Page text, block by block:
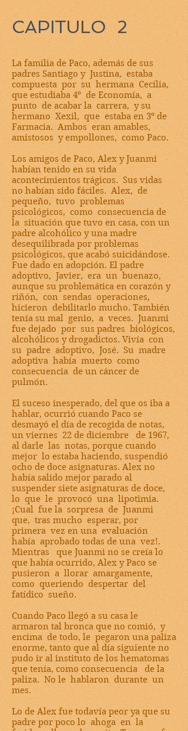
CAPITULO 2
La familia de Paco, además de sus
padres Santiago y Justina, estaba
compuesta por su hermana Cecilia,
que estudiaba 4º de Economía, a
punto de acabar la carrera, y su
hermano Xexil, que estaba en 3º de
Farmacia. Ambos eran amables,
amistosos y empollones, como Paco.
Los amigos de Paco, Alex y Juanmi
habían tenido en su vida
acontecimientos trágicos. Sus vidas
no habían sido fáciles. Alex, de
pequeño, tuvo problemas
psicológicos, como consecuencia de
la situación que tuvo en casa, con un
padre alcohólico y una madre
desequilibrada por problemas
psicológicos, que acabó suicidándose.
Fue dado en adopción. El padre
adoptivo, Javier, era un buenazo,
aunque su problemática en corazón y
riñón, con sendas operaciones,
hicieron debilitarlo mucho. También
tenía su mal genio, a veces. Juanmi
fue dejado por sus padres biológicos,
alcohólicos y drogadictos. Vivía con
su padre adoptivo, José. Su madre
adoptiva había muerto como
consecuencia de un cáncer de
pulmón.
El suceso inesperado, del que os iba a
hablar, ocurrió cuando Paco se
desmayó el día de recogida de notas,
un viernes 22 de diciembre de 1967,
al darle las notas, porque cuando
mejor lo estaba haciendo, suspendió
ocho de doce asignaturas. Alex no
había salido mejor parado al
suspender siete asignaturas de doce,
lo que le provocó una lipotimia.
¡Cual fue la sorpresa de Juanmi
que, tras mucho esperar, por
primera vez en una evaluación
había aprobado todas de una vez!.
Mientras que Juanmi no se creía lo
que había ocurrido, Alex y Paco se
pusieron a llorar amargamente,
como queriendo despertar del
fatídico sueño.
Cuando Paco llegó a su casa le
armaron tal bronca que no comió, y
encima de todo, le pegaron una paliza
enorme, tanto que al día siguiente no
pudo ir al instituto de los hematomas
que tenía, como consecuencia de la
paliza. No le hablaron durante un
mes.
Lo de Alex fue todavía peor ya que su
padre por poco lo ahoga en la